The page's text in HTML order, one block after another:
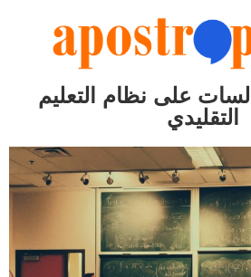
على نظام التعليم
التقليدي